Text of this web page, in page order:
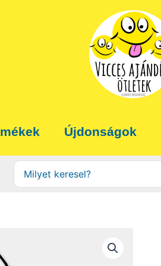
Újdonságok
Search
for: